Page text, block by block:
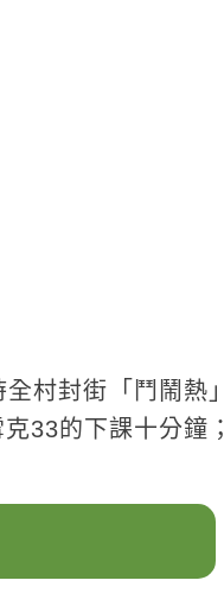
村封街「鬥鬧熱」
33的下課十分鐘；